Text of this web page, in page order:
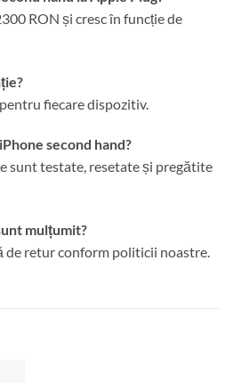
RON și cresc în funcție de
fiecare dispozitiv.
second hand?
sunt testate, resetate și pregătite
mulțumit?
de retur conform politicii noastre.